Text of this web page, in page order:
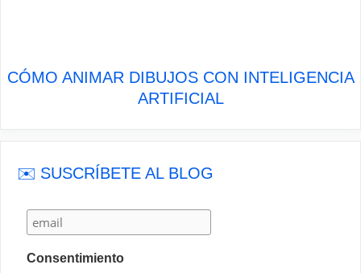
CÓMO ANIMAR DIBUJOS CON INTELIGENCIA
ARTIFICIAL
✉️ SUSCRÍBETE AL BLOG
Consentimiento